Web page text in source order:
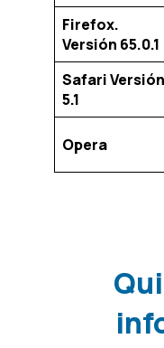
Firefox.
Versión 65.0.1
Safari Versión
5.1
Opera